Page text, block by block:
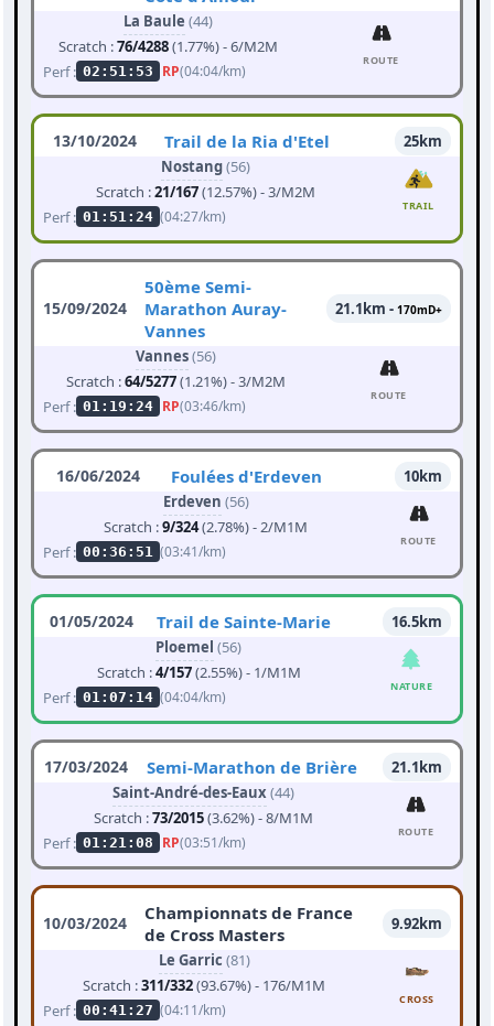
La Baule (44)
Scratch :76/4288(1.77%) - 6/M2M
Perf : 02:51:53 RP(04:04/km)
ROUTE
13/10/2024 Trail de la Ria d'Etel
25km
Nostang(56)
Scratch :21/167(12.57%) - 3/M2M
Perf : 01:51:24 (04:27/km)
TRAIL
15/09/2024
50ème Semi-
Marathon Auray-
Vannes
21.1km - 170mD+
Vannes(56)
Scratch :64/5277(1.21%) - 3/M2M
Perf : 01:19:24 RP(03:46/km)
ROUTE
16/06/2024 Foulées d'Erdeven
10km
Erdeven (56)
Scratch :9/324(2.78%) - 2/M1M
Perf : 00:36:51 (03:41/km)
ROUTE
01/05/2024 Trail de Sainte-Marie
16.5km
Ploemel (56)
Scratch :4/157(2.55%) - 1/M1M
Perf : 01:07:14 (04:04/km)
NATURE
17/03/2024 Semi-Marathon de Brière
21.1km
Saint-André-des-Eaux(44)
Scratch :73/2015(3.62%) - 8/M1M
Perf : 01:21:08 RP(03:51/km)
ROUTE
10/03/2024
Championnats de France
de Cross Masters
9.92km
Le Garric (81)
Scratch :311/332(93.67%) - 176/M1M
Perf : 00:41:27 (04:11/km)
CROSS